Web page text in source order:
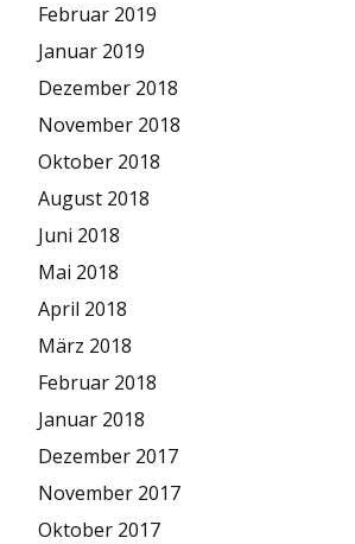
Februar 2019
Januar 2019
Dezember 2018
November 2018
Oktober 2018
August 2018
Juni 2018
Mai 2018
April 2018
März 2018
Februar 2018
Januar 2018
Dezember 2017
November 2017
Oktober 2017